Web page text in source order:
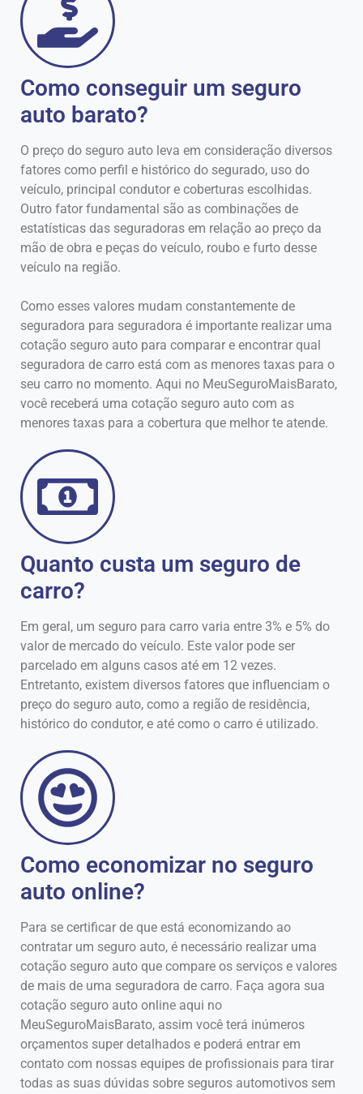
Como conseguir um seguro
auto barato?
O preço do seguro auto leva em consideração diversos
fatores como perfil e histórico do segurado, uso do
veículo, principal condutor e coberturas escolhidas.
Outro fator fundamental são as combinações de
estatísticas das seguradoras em relação ao preço da
mão de obra e peças do veículo, roubo e furto desse
veículo na região.
Como esses valores mudam constantemente de
seguradora para seguradora é importante realizar uma
cotação seguro auto para comparar e encontrar qual
seguradora de carro está com as menores taxas para o
seu carro no momento. Aqui no MeuSeguroMaisBarato,
você receberá uma cotação seguro auto com as
menores taxas para a cobertura que melhor te atende.
Quanto custa um seguro de
carro?
Em geral, um seguro para carro varia entre 3% e 5% do
valor de mercado do veículo. Este valor pode ser
parcelado em alguns casos até em 12 vezes.
Entretanto, existem diversos fatores que influenciam o
preço do seguro auto, como a região de residência,
histórico do condutor, e até como o carro é utilizado.
Como economizar no seguro
auto online?
Para se certificar de que está economizando ao
contratar um seguro auto, é necessário realizar uma
cotação seguro auto que compare os serviços e valores
de mais de uma seguradora de carro. Faça agora sua
cotação seguro auto online aqui no
MeuSeguroMaisBarato, assim você terá inúmeros
orçamentos super detalhados e poderá entrar em
contato com nossas equipes de profissionais para tirar
todas as suas dúvidas sobre seguros automotivos sem